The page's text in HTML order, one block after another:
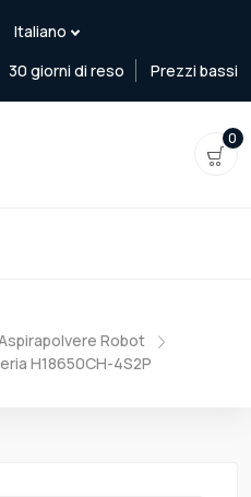
30 giorni di reso Prezzi bassi
0
Robot
H18650CH-4S2P